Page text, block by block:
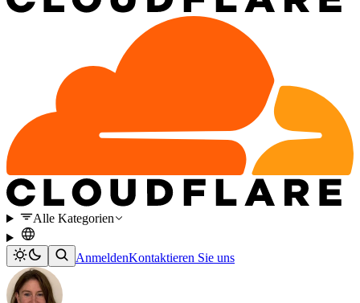
Alle Kategorien
AnmeldenKontaktieren Sie uns